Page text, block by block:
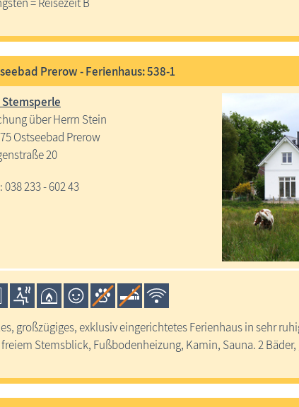
Prerow - Ferienhaus: 538-1
Stemsperle
über Herrn Stein
Ostseebad Prerow
20
038 233 - 602 43
großzügiges, exklusiv eingerichtetes Ferienhaus in sehr
Stemsblick, Fußbodenheizung, Kamin, Sauna. 2 Bäder,